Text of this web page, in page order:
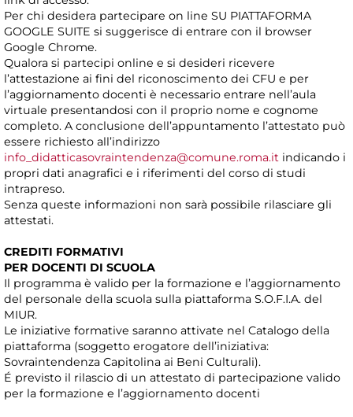
Per chi desidera partecipare on line SU PIATTAFORMA
GOOGLE SUITE si suggerisce di entrare con il browser
Google Chrome.
Qualora si partecipi online e si desideri ricevere
l’attestazione ai fini del riconoscimento dei CFU e per
l’aggiornamento docenti è necessario entrare nell’aula
virtuale presentandosi con il proprio nome e cognome
completo. A conclusione dell’appuntamento l’attestato può
essere richiesto all’indirizzo
info_didatticasovraintendenza@comune.roma.it indicando i
propri dati anagrafici e i riferimenti del corso di studi
intrapreso.
Senza queste informazioni non sarà possibile rilasciare gli
attestati.
CREDITI FORMATIVI
PER DOCENTI DI SCUOLA
Il programma è valido per la formazione e l’aggiornamento
del personale della scuola sulla piattaforma S.O.F.I.A. del
MIUR.
Le iniziative formative saranno attivate nel Catalogo della
piattaforma (soggetto erogatore dell’iniziativa:
Sovraintendenza Capitolina ai Beni Culturali).
É previsto il rilascio di un attestato di partecipazione valido
per la formazione e l’aggiornamento docenti